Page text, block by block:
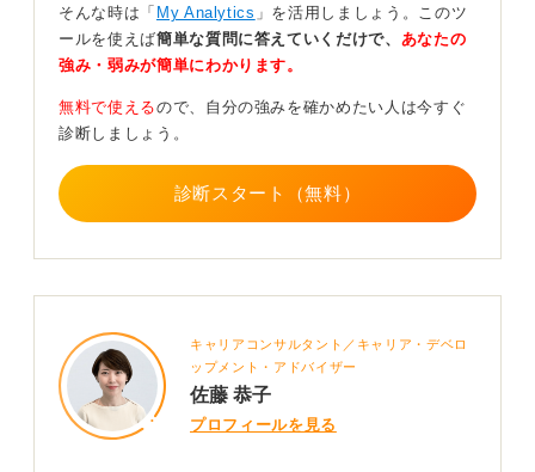
実際に働いている人との面談がカギ！ 情報収集面談
を重ねよう
情報を集めるだけでなく、エージェントや、あなたが興
味のある業界や職種で働いている人との非公式な情報収
集面談を重ねることで、方向性が見えてくるでしょう。
急がず、徐々に答えを見つけていけば大丈夫です。応援
0
そんな時は「 My Analytics 」を活用しましょう。このツ
ールを使えば簡単な質問に答えていくだけで、 あなたの
強み・弱みが簡単にわかります。
無料で使えるので、自分の強みを確かめたい人は今すぐ
診断しましょう。
診断スタート（無料）
キャリアコンサルタント／キャリア・デベロ
ップメント・アドバイザー
佐藤 恭子
プロフィールを見る